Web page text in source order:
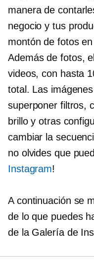
manera de
negocio y tus
montón de fotos
Además de fotos,
videos, con hasta
total. Las
superponer filtros,
brillo y otras
cambiar la
no olvides que
Instagram!
A continuación se
de lo que puedes
de la Galería de